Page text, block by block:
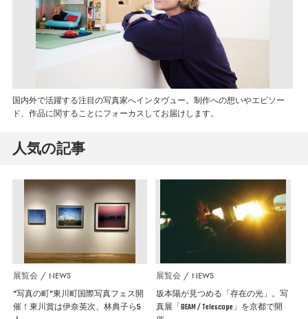
国内外で活躍する注目の写真家へインタヴュー。制作への想いやエピソー
ド、作品に関することにフォーカスしてお届けします。
人気の記事
展覧会 NEWS
”写真の町”東川町国際写真フェス開
催！東川賞は伊奈英次、林典子ら5
展覧会 NEWS
坂本陽が見つめる「存在の光」。写
真展「BEAM / Telescope」を京都で開